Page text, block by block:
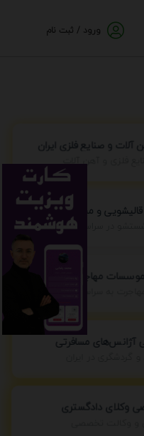
ورود / ثبت نام
و صنایع فلزی ایران
فلزی و آهن آلات
و مبل شویی
در سراسر ایران
مهاجرتی ایران
به سراسر جهان
آژانس‌های مسافرتی
وکلای دادگستری